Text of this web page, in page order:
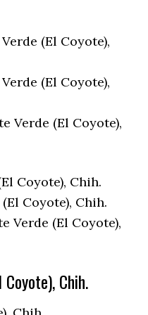
(El Coyote),
(El Coyote),
Verde (El Coyote),
Coyote), Chih.
Coyote), Chih.
Verde (El Coyote),
Chih.